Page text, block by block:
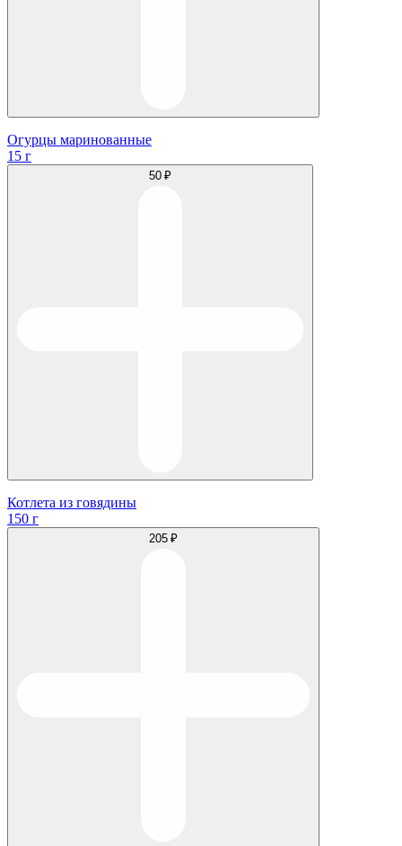
Огурцы маринованные
15 г
50 ₽
Котлета из говядины
150 г
205 ₽